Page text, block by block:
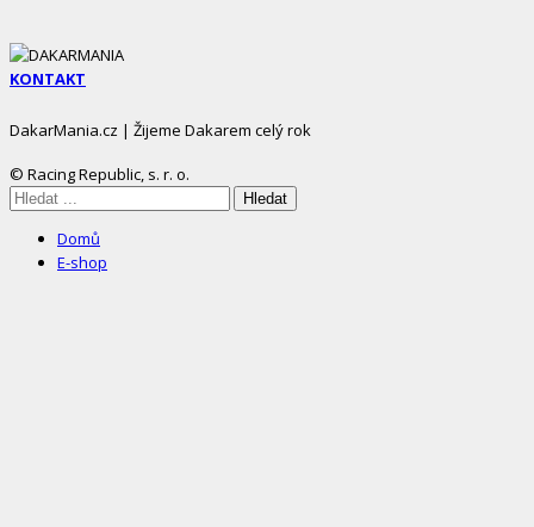
KONTAKT
DakarMania.cz | Žijeme Dakarem celý rok
© Racing Republic, s. r. o.
Mobile
Menu
Hledáte:
Domů
E-shop